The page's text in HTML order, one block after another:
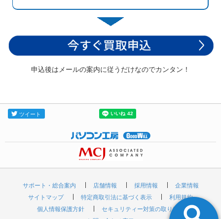
申込後はメールの案内に従うだけなのでカンタン！
サポート・総合案内 店舗情報 採用情報
企業情報
サイトマップ
特定商取引法に基づく表示
利用規約
個人情報保護方針
セキュリティー対策の取り組み